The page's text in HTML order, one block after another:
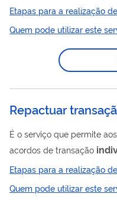
totalmente pela internet,
Etapas para a realização
Quem pode utilizar este
Repactuar
É o serviço que permite
acordos de transação
acordo, buscando alterar
negociados originalmente,
à contratação. Importante: a repactuação somente pode ser
Etapas para a realização
Quem pode utilizar este